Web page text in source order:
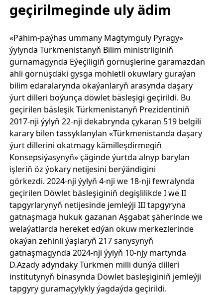
geçirilmeginde uly ädim
«Pähim-paýhas ummany Magtymguly Pyragy»
ýylynda Türkmenistanyň Bilim ministrliginiň
gurnamagynda Eýeçiligiň görnüşlerine garamazdan
ähli görnüşdäki gysga möhletli okuwlary guraýan
bilim edaralarynda okaýanlaryň arasynda daşary
ýurt dilleri boýunça döwlet bäsleşigi geçirildi. Bu
geçirilen bäsleşik Türkmenistanyň Prezidentiniň
2017-nji ýylyň 22-nji dekabrynda çykaran 519 belgili
karary bilen tassyklanylan «Türkmenistanda daşary
ýurt dillerini okatmagy kämilleşdirmegiň
Konsepsiýasynyň» çäginde ýurtda alnyp barylan
işleriň öz ýokary netijesini berýändigini
görkezdi. 2024-nji ýylyň 4-nji we 18-nji fewralynda
geçirilen Döwlet bäsleşiginiň degişlilikde I we II
tapgyrlarynyň netijesinde jemleýji III tapgyryna
gatnaşmaga hukuk gazanan Aşgabat şäherinde we
welaýatlarda hereket edýän okuw merkezlerinde
okaýan zehinli ýaşlaryň 217 sanysynyň
gatnaşmagynda 2024-nji ýylyň 10-njy martynda
D.Azady adyndaky Türkmen milli dünýä dilleri
institutynyň binasynda Döwlet bäsleşiginiň jemleýji
tapgyry guramaçylykly ýagdaýda geçirildi.